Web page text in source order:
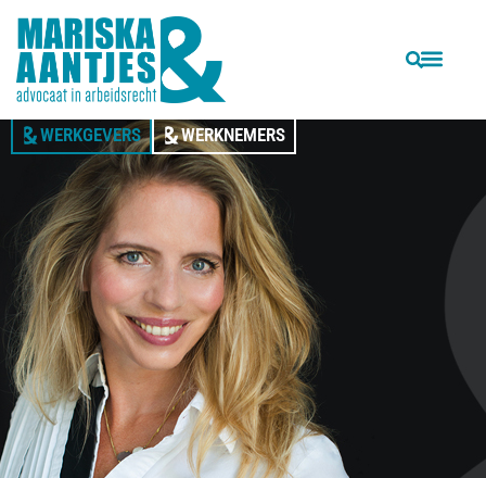
AL MEER DAN 20 JAAR
ARBEIDSRECHTADVOCAAT
WERKGEVERS WERKNEMERS